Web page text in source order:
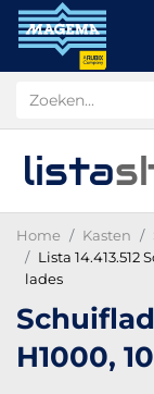
lista
Home Kasten
Lista 14.413.512
lades
H1000,